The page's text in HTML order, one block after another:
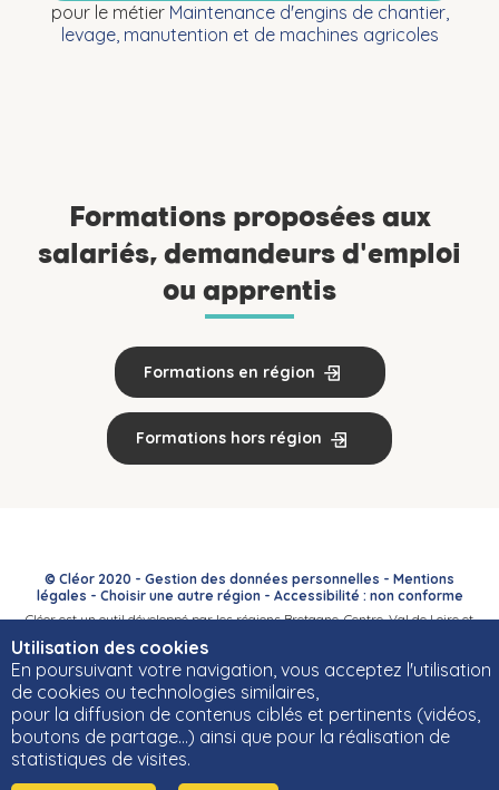
Utilisation des cookies
En poursuivant votre navigation, vous acceptez l'utilisation
de cookies ou technologies similaires,
pour la diffusion de contenus ciblés et pertinents (vidéos,
boutons de partage…) ainsi que pour la réalisation de
statistiques de visites.
pour le métier Maintenance d'engins de chantier,
levage, manutention et de machines agricoles
Formations proposées aux
salariés, demandeurs d'emploi
ou apprentis
Formations en région
Formations hors région
© Cléor 2020 - Gestion des données personnelles - Mentions
légales - Choisir une autre région- Accessibilité : non conforme
Cléor est un outil développé par les régions Bretagne, Centre-Val de Loire et